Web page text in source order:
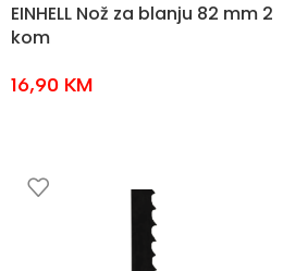
EINHELL Nož za blanju 82 mm 2
kom
16,90 KM